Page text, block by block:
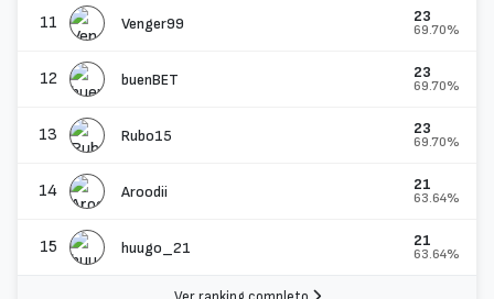
11 Venger99 23
69.70%
12 buenBET 23
69.70%
13 Rubo15 23
69.70%
14 Aroodii 21
63.64%
15 huugo_21 21
63.64%